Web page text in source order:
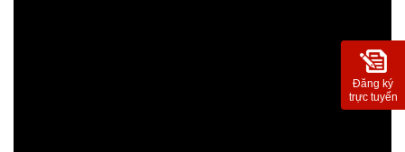
Đăng ký
trực tuyến